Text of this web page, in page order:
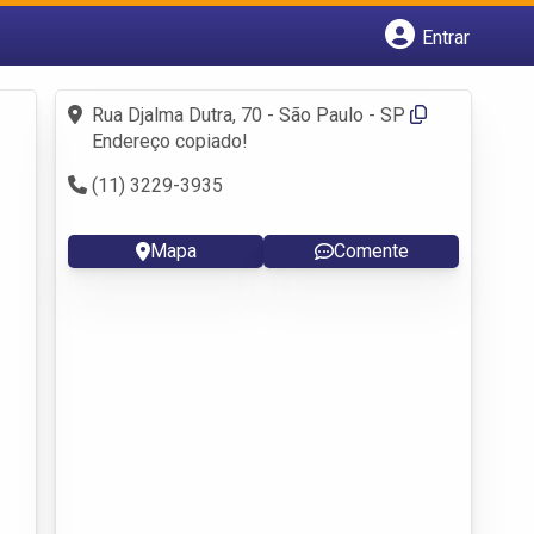
Entrar
Fazer login
Criar conta
Rua Djalma Dutra, 70 - São Paulo - SP
Endereço copiado!
(11) 3229-3935
Mapa Comente